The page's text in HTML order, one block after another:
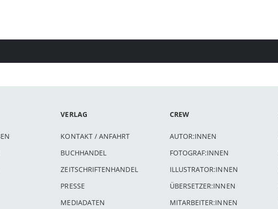
VERLAG
KONTAKT / ANFAHRT
BUCHHANDEL
ZEITSCHRIFTENHANDEL
PRESSE
MEDIADATEN
CREW
AUTOR:INNEN
FOTOGRAF:INNEN
ILLUSTRATOR:INNEN
ÜBERSETZER:INNEN
MITARBEITER:INNEN